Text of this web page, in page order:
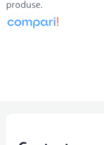
produse.